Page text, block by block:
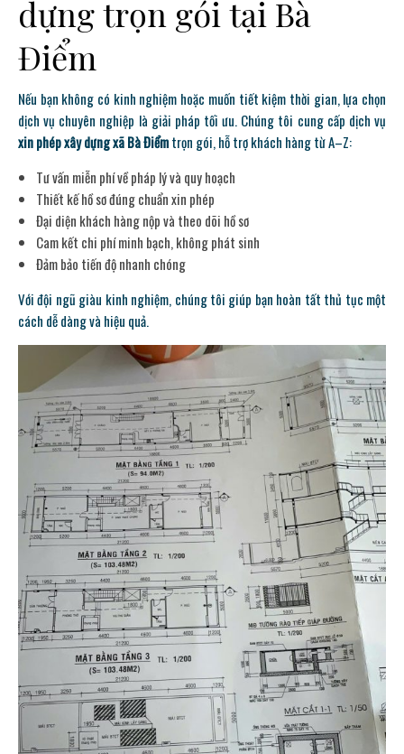
dựng trọn gói tại Bà
Điểm
Nếu bạn không có kinh nghiệm hoặc muốn tiết kiệm thời gian, lựa chọn
dịch vụ chuyên nghiệp là giải pháp tối ưu. Chúng tôi cung cấp dịch vụ
xin phép xây dựng xã Bà Điểmtrọn gói, hỗ trợ khách hàng từ A–Z:
Tư vấn miễn phí về pháp lý và quy hoạch
Thiết kế hồ sơ đúng chuẩn xin phép
Đại diện khách hàng nộp và theo dõi hồ sơ
Cam kết chi phí minh bạch, không phát sinh
Đảm bảo tiến độ nhanh chóng
Với đội ngũ giàu kinh nghiệm, chúng tôi giúp bạn hoàn tất thủ tục một
cách dễ dàng và hiệu quả.